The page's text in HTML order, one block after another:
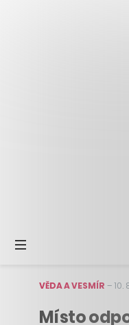
VĚDA A VESMÍR –10.
Místo